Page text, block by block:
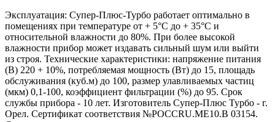
Эксплуатация: Супер-Плюс-Турбо работает оптимально в
помещениях при температуре от + 5°С до + 35°С и
относительной влажности до 80%. При более высокой
влажности прибор может издавать сильный шум или выйти
из строя. Технические характеристики: напряжение питания
(В) 220 + 10%, потребляемая мощность (Вт) до 15, площадь
обслуживания (куб.м) до 100, размер улавливаемых частиц
(мкм) 0,1-100, коэффициент фильтрации (%) до 95. Срок
службы прибора - 10 лет. Изготовитель Супер-Плюс Турбо - г.
Орел. Сертификат соответствия №РОССRU.МЕ10.В 03154.